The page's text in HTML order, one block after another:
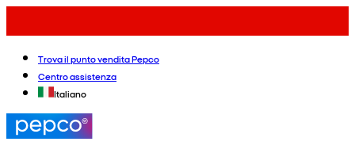
Trova il punto vendita Pepco
Centro assistenza
Italiano